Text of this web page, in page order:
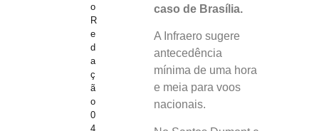
o
R
e
d
a
ç
ã
o
0
4
caso de Brasília.
A Infraero sugere
antecedência
mínima de uma hora
e meia para voos
nacionais.